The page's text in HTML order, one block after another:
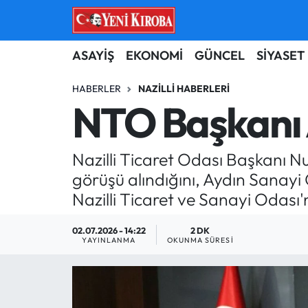
ASAYİŞ EKONOMİ GÜNCEL SİYASET
HABERLER NAZILLI HABERLERI
NTO
Nazilli Ticaret Odası Başkanı
görüşü alındığını, Aydın
Nazilli Ticaret ve Sanayi
02.07.2026 - 14:22
YAYINLANMA
2 DK
OKUNMA SÜRESI
ASAYİŞ
BİLİM-TEKNOLOJİ
DÜNYA
EĞİTİM
EKONOMİ
Aydın Nöbetçi Eczaneler
Aydın Hava Durumu
Aydin Namaz Vakitleri
Aydın Trafik Yoğunluk Haritası
Süper Lig Puan Durumu ve Fikstür
Tüm Manşetler